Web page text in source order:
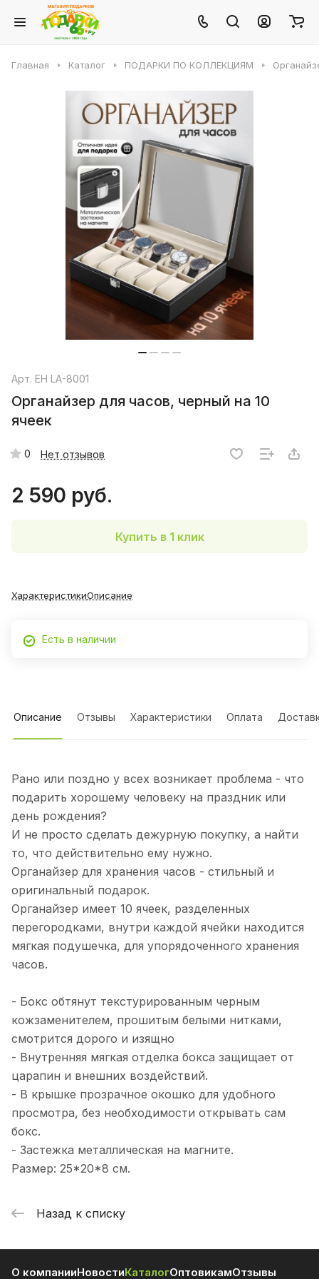
Главная Каталог ПОДАРКИ ПО КОЛЛЕКЦИЯМ
Арт. EH LA-8001
Органайзер для часов, черный на 10
ячеек
0 Нет отзывов
2 590 руб.
Купить в 1 клик
ХарактеристикиОписание
Есть в наличии
Описание Отзывы Характеристики Оплата
Рано или поздно у всех возникает проблема - что
подарить хорошему человеку на праздник или
день рождения?
И не просто сделать дежурную покупку, а найти
то, что действительно ему нужно.
Органайзер для хранения часов - стильный и
оригинальный подарок.
Органайзер имеет 10 ячеек, разделенных
перегородками, внутри каждой ячейки находится
мягкая подушечка, для упорядоченного хранения
часов.
- Бокс обтянут текстурированным черным
кожзаменителем, прошитым белыми нитками,
смотрится дорого и изящно
- Внутренняя мягкая отделка бокса защищает от
царапин и внешних воздействий.
- В крышке прозрачное окошко для удобного
просмотра, без необходимости открывать сам
бокс.
- Застежка металлическая на магните.
Размер: 25*20*8 см.
Назад к списку
О компанииНовостиКаталогОптовикамОтзывы